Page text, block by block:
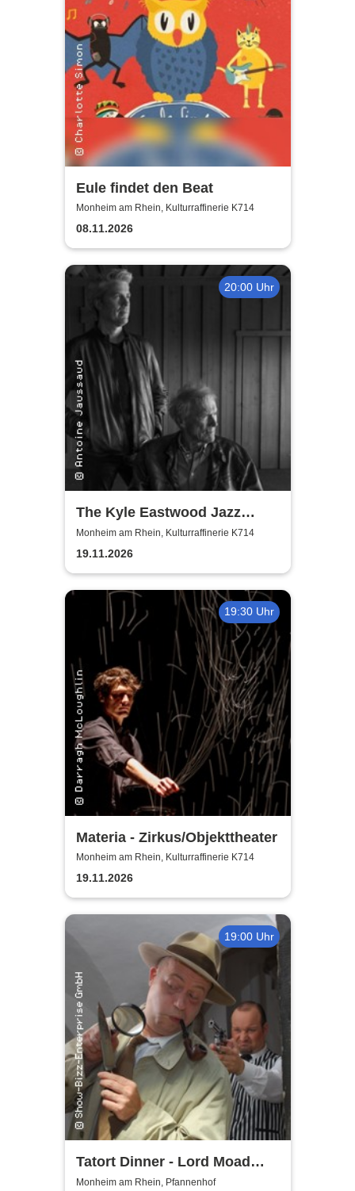
Eule findet den Beat
Monheim am Rhein, Kulturraffinerie K714
08.11.2026
20:00 Uhr
The Kyle Eastwood Jazz
Quintet
Monheim am Rhein, Kulturraffinerie K714
19.11.2026
19:30 Uhr
Materia - Zirkus/Objekttheater
Monheim am Rhein, Kulturraffinerie K714
19.11.2026
19:00 Uhr
Tatort Dinner - Lord Moad
lässt bitten!
Monheim am Rhein, Pfannenhof